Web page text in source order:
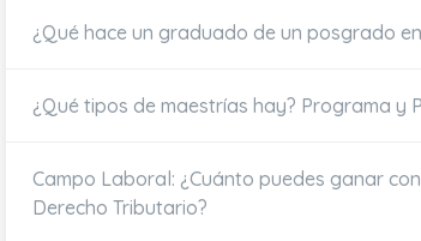
¿Qué hace un graduado de un posgrado
¿Qué tipos de maestrías hay? Programa y
Campo Laboral: ¿Cuánto puedes ganar
Derecho Tributario?